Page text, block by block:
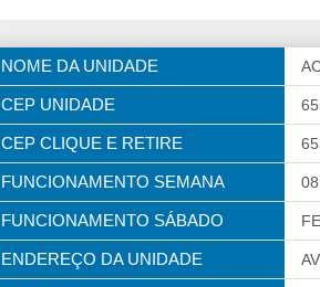
NOME DA UNIDADE
CEP UNIDADE
CEP CLIQUE E RETIRE
FUNCIONAMENTO SEMANA
FUNCIONAMENTO SÁBADO
ENDEREÇO DA UNIDADE